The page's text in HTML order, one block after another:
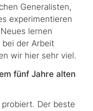
Generalisten,
experimentieren
lernen
der Arbeit
wir hier sehr viel.
fünf Jahre alten
Der beste